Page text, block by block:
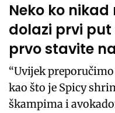
Neko ko
dolazi prvi
prvo stavite
“Uvijek
kao što je Spicy
škampima i